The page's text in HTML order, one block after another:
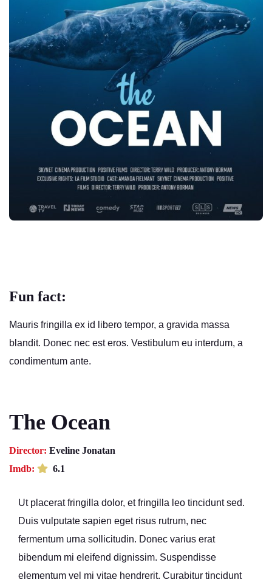
Fun fact:
Mauris fringilla ex id libero tempor, a gravida massa
blandit. Donec nec est eros. Vestibulum eu interdum, a
condimentum ante.
The Ocean
Director: Eveline Jonatan
Imdb:
6.1
Ut placerat fringilla dolor, et fringilla leo tincidunt sed.
Duis vulputate sapien eget risus rutrum, nec
fermentum urna sollicitudin. Donec varius erat
bibendum mi eleifend dignissim. Suspendisse
elementum vel mi vitae hendrerit. Curabitur tincidunt